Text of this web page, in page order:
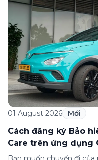
01 August 2026 Mới
Cách đăng ký Bảo
Care trên ứng dụng
Bạn muốn chuyến đi